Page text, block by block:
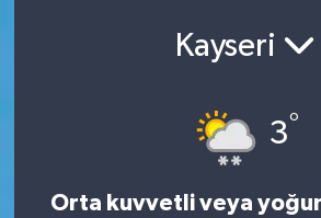
Kayseri
3°
Orta kuvvetli veya